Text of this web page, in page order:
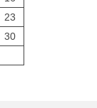
23
30